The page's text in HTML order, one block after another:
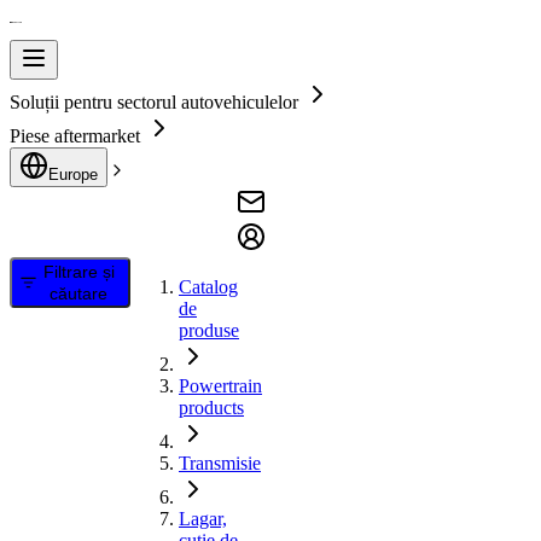
Soluții pentru sectorul autovehiculelor
Piese aftermarket
Europe
Filtrare și
căutare
Catalog
de
produse
Powertrain
products
Transmisie
Lagar,